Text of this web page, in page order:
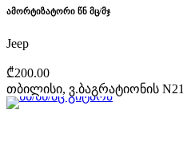
ამორტიზატორი წნ მც/მჯ
Jeep
₾200.00
თბილისი, ვ.ბაგრატიონის N21